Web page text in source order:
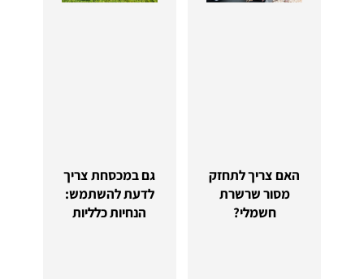
האם צריך לתחזק
מסור שרשרת
חשמלי?
גם במכסחת צריך
לדעת להשתמש:
הנחיות כלליות